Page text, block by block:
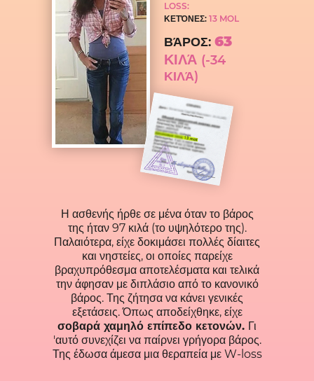
LOSS:
ΚΕΤΌΝΕΣ: 13 MOL
ΒΆΡΟΣ: 63
ΚΙΛΆ (-34
ΚΙΛΆ)
Η ασθενής ήρθε σε μένα όταν το βάρος
της ήταν 97 κιλά (το υψηλότερο της).
Παλαιότερα, είχε δοκιμάσει πολλές δίαιτες
και νηστείες, οι οποίες παρείχε
βραχυπρόθεσμα αποτελέσματα και τελικά
την άφησαν με διπλάσιο από το κανονικό
βάρος. Της ζήτησα να κάνει γενικές
εξετάσεις. Όπως αποδείχθηκε, είχε
σοβαρά χαμηλό επίπεδο κετονών. Γι
'αυτό συνεχίζει να παίρνει γρήγορα βάρος.
Της έδωσα άμεσα μια θεραπεία με W-loss